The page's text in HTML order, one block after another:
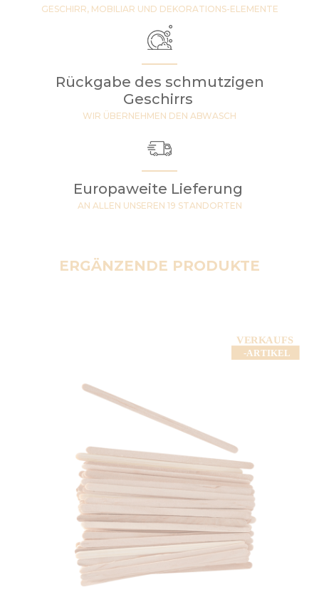
GESCHIRR, MOBILIAR UND DEKORATIONS-ELEMENTE
Rückgabe des schmutzigen
Geschirrs
WIR ÜBERNEHMEN DEN ABWASCH
Europaweite Lieferung
AN ALLEN UNSEREN 19 STANDORTEN
ERGÄNZENDE PRODUKTE